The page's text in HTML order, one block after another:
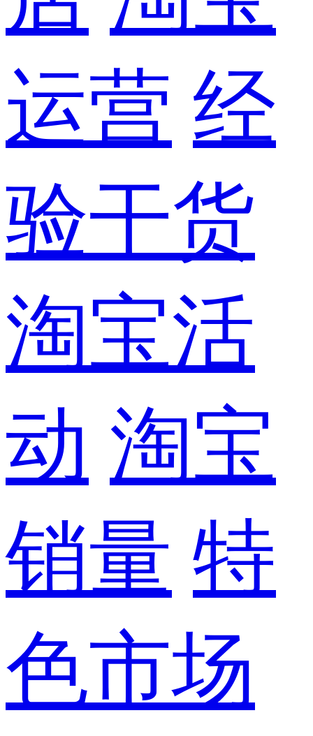
运营 经
验干货
淘宝活
动 淘宝
销量 特
色市场